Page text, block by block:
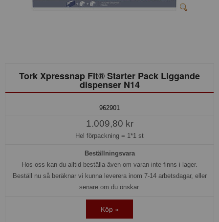
Tork Xpressnap Fit® Starter Pack Liggande
dispenser N14
962901
1.009,80 kr
Hel förpackning = 1*1 st
Beställningsvara
Hos oss kan du alltid beställa även om varan inte finns i lager.
Beställ nu så beräknar vi kunna leverera inom 7-14 arbetsdagar, eller
senare om du önskar.
Köp »